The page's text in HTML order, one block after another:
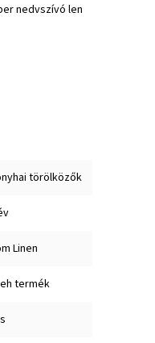
nedvszívó len
törölközők
Linen
termék